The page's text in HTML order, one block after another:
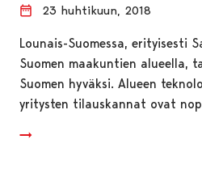
23 huhtikuun, 2018
Lounais-Suomessa, erityisesti
Suomen maakuntien alueella,
Suomen hyväksi. Alueen
yritysten tilauskannat ovat